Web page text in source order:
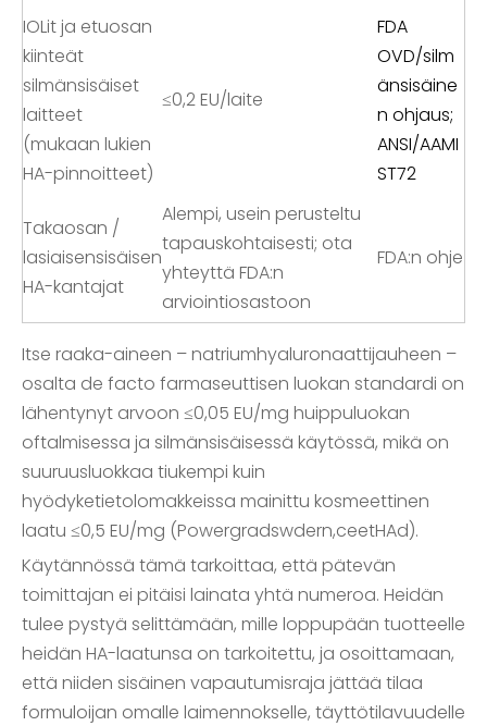
IOLit ja etuosan
kiinteät
silmänsisäiset
laitteet
(mukaan lukien
HA-pinnoitteet)
≤0,2 EU/laite
FDA
OVD/silm
änsisäine
n ohjaus;
ANSI/AAMI
ST72
Takaosan /
lasiaisensisäisen
HA-kantajat
Alempi, usein perusteltu
tapauskohtaisesti; ota
yhteyttä FDA:n
arviointiosastoon
FDA:n ohje
Itse raaka-aineen – natriumhyaluronaattijauheen –
osalta de facto farmaseuttisen luokan standardi on
lähentynyt arvoon ≤0,05 EU/mg huippuluokan
oftalmisessa ja silmänsisäisessä käytössä, mikä on
suuruusluokkaa tiukempi kuin
hyödyketietolomakkeissa mainittu kosmeettinen
laatu ≤0,5 EU/mg (Powergradswdern,ceetHAd).
Käytännössä tämä tarkoittaa, että pätevän
toimittajan ei pitäisi lainata yhtä numeroa. Heidän
tulee pystyä selittämään, mille loppupään tuotteelle
heidän HA-laatunsa on tarkoitettu, ja osoittamaan,
että niiden sisäinen vapautumisraja jättää tilaa
formuloijan omalle laimennokselle, täyttötilavuudelle